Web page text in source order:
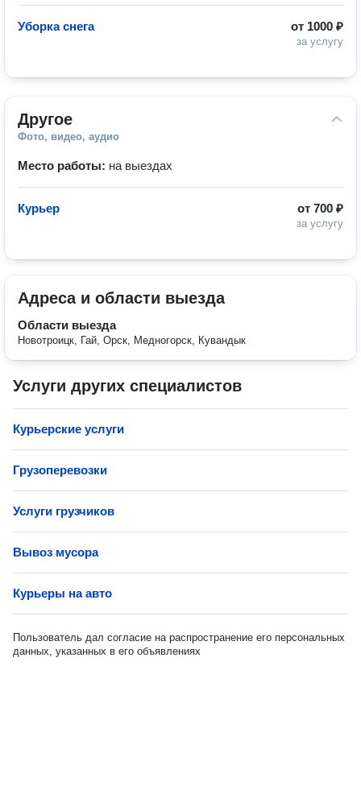
от 1000 ₽
за услугу
Уборка снега
Другое
Фото, видео, аудио
Место работы: на выездах
от 700 ₽
за услугу
Курьер
Адреса и области выезда
Области выезда
Новотроицк, Гай, Орск, Медногорск, Кувандык
Услуги других специалистов
Курьерские услуги
Грузоперевозки
Услуги грузчиков
Вывоз мусора
Курьеры на авто
Пользователь дал согласие на распространение его персональных
данных, указанных в его объявлениях